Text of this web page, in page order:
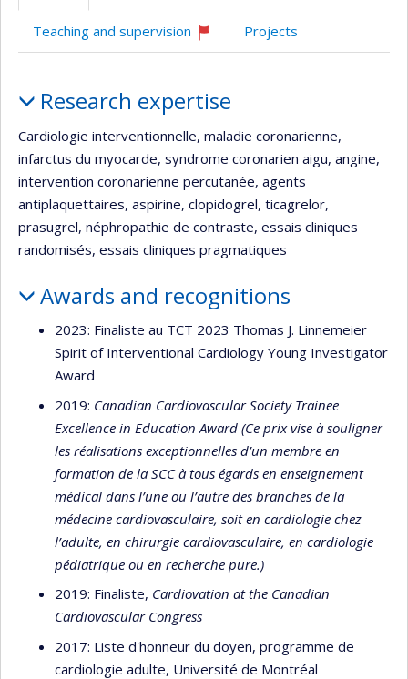
Teaching and supervision
Currently
Projects
Research expertise
Cardiologie interventionnelle, maladie coronarienne,
infarctus du myocarde, syndrome coronarien aigu, angine,
intervention coronarienne percutanée, agents
antiplaquettaires, aspirine, clopidogrel, ticagrelor,
prasugrel, néphropathie de contraste, essais cliniques
randomisés, essais cliniques pragmatiques
Awards and recognitions
2023: Finaliste au TCT 2023 Thomas J. Linnemeier
Spirit of Interventional Cardiology Young Investigator
Award
2019: Canadian Cardiovascular Society Trainee
Excellence in Education Award (Ce prix vise à souligner
les réalisations exceptionnelles d’un membre en
formation de la SCC à tous égards en enseignement
médical dans l’une ou l’autre des branches de la
médecine cardiovasculaire, soit en cardiologie chez
l’adulte, en chirurgie cardiovasculaire, en cardiologie
pédiatrique ou en recherche pure.)
2019: Finaliste, Cardiovation at the Canadian
Cardiovascular Congress
2017: Liste d'honneur du doyen, programme de
cardiologie adulte, Université de Montréal